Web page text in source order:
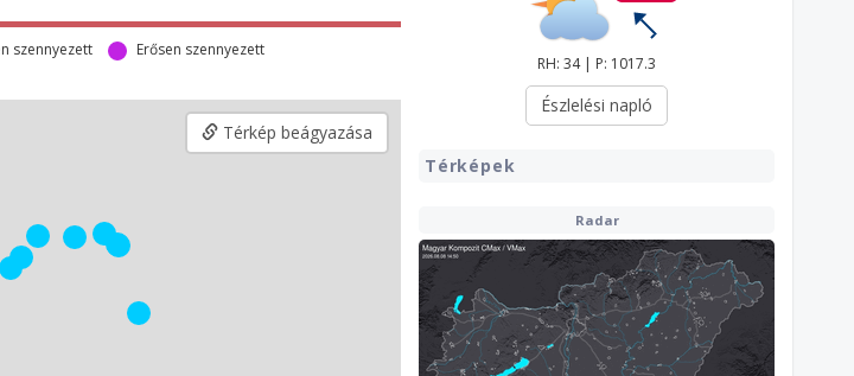
szennyezett
Erősen szennyezett
Térkép beágyazása
RH: 34 | P: 1017.3
Észlelési napló
Térképek
Radar